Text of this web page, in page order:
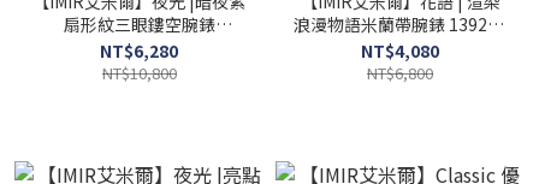
扇形紋三眼鏤空腕錶
13926P-GB 40mm 現代鐘
錶
NT$6,280
NT$10,800
浪漫物語米蘭帶腕錶 1392-G
40mm 現代鐘錶
NT$4,080
NT$6,800